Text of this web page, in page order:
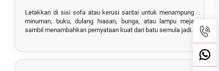
Letakkan di sisi sofa atau kerusi santai untuk menampung
minuman, buku, dulang hiasan, bunga, atau lampu meja
sambil menambahkan pernyataan kuat dari batu semula jadi.